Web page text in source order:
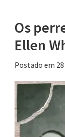
Os
Ellen
Postado em